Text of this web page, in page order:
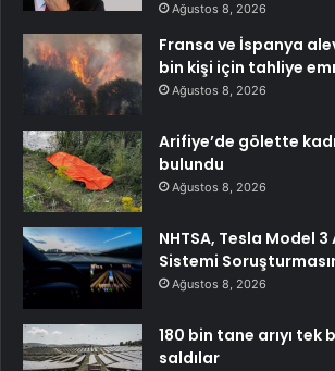
Ağustos 8, 2026
Fransa ve İspanya
bin kişi için tahliye
Ağustos 8, 2026
Arifiye’de gölette
bulundu
Ağustos 8, 2026
NHTSA, Tesla Model 3
Sistemi
Ağustos 8, 2026
180 bin tane arıyı
saldılar